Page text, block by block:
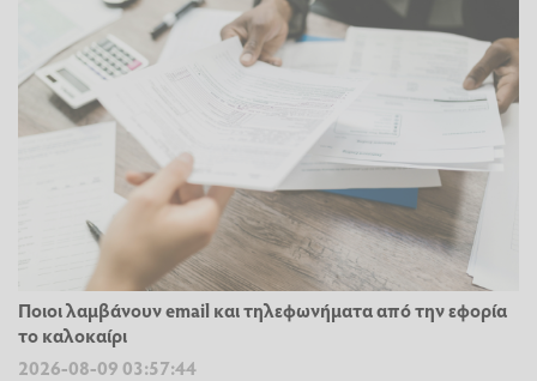
Ποιοι λαμβάνουν email και τηλεφωνήματα από την εφορία
το καλοκαίρι
2026-08-09 03:57:44